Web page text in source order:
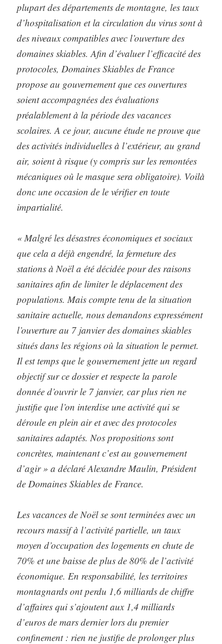
plupart des départements de montagne, les taux
d’hospitalisation et la circulation du virus sont à
des niveaux compatibles avec l’ouverture des
domaines skiables. Afin d’évaluer l’efficacité des
protocoles, Domaines Skiables de France
propose au gouvernement que ces ouvertures
soient accompagnées des évaluations
préalablement à la période des vacances
scolaires. A ce jour, aucune étude ne prouve que
des activités individuelles à l’extérieur, au grand
air, soient à risque (y compris sur les remontées
mécaniques où le masque sera obligatoire). Voilà
donc une occasion de le vérifier en toute
impartialité.
« Malgré les désastres économiques et sociaux
que cela a déjà engendré, la fermeture des
stations à Noël a été décidée pour des raisons
sanitaires afin de limiter le déplacement des
populations. Mais compte tenu de la situation
sanitaire actuelle, nous demandons expressément
l’ouverture au 7 janvier des domaines skiables
situés dans les régions où la situation le permet.
Il est temps que le gouvernement jette un regard
objectif sur ce dossier et respecte la parole
donnée d’ouvrir le 7 janvier, car plus rien ne
justifie que l’on interdise une activité qui se
déroule en plein air et avec des protocoles
sanitaires adaptés. Nos propositions sont
concrètes, maintenant c’est au gouvernement
d’agir » a déclaré Alexandre Maulin, Président
de Domaines Skiables de France.
Les vacances de Noël se sont terminées avec un
recours massif à l’activité partielle, un taux
moyen d’occupation des logements en chute de
70% et une baisse de plus de 80% de l’activité
économique. En responsabilité, les territoires
montagnards ont perdu 1,6 milliards de chiffre
d’affaires qui s’ajoutent aux 1,4 milliards
d’euros de mars dernier lors du premier
confinement : rien ne justifie de prolonger plus